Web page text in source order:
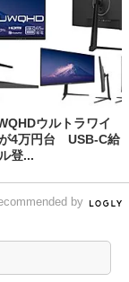
ウルトラワイ
が4万円台 USB-C給
登...
by